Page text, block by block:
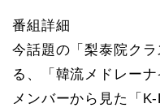
番組詳細
今話題の「梨泰院ク
る、「韓流メドレー
メンバーから見た「